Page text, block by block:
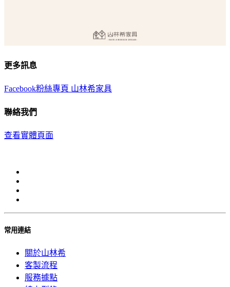
更多訊息
Facebook粉絲專頁 山林希家具
聯絡我們
查看實體頁面
常用連結
關於山林希
客製流程
服務據點